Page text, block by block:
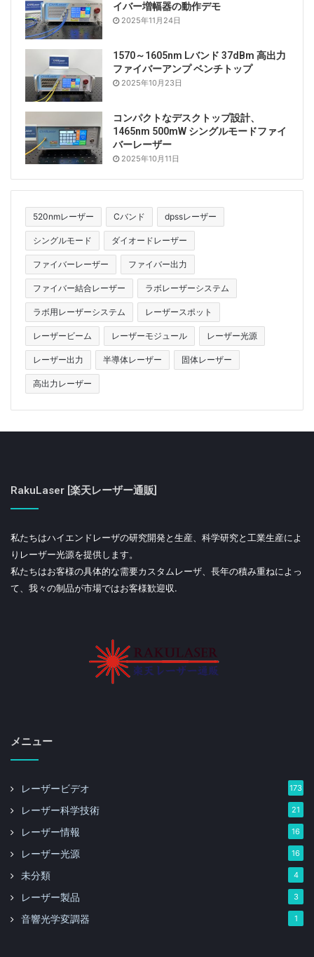
イバー増幅器の動作デモ
2025年11月24日
1570～1605nm Lバンド 37dBm 高出力
ファイバーアンプ ベンチトップ
2025年10月23日
コンパクトなデスクトップ設計、
1465nm 500mW シングルモードファイ
バーレーザー
2025年10月11日
520nmレーザー Cバンド dpssレーザー
シングルモード ダイオードレーザー
ファイバーレーザー ファイバー出力
ファイバー結合レーザー ラボレーザーシステム
ラボ用レーザーシステム レーザースポット
レーザービーム レーザーモジュール レーザー光源
レーザー出力 半導体レーザー 固体レーザー
高出力レーザー
RakuLaser [楽天レーザー通販]
私たちはハイエンドレーザの研究開発と生産、科学研究と工業生産によ
りレーザー光源を提供します。
私たちはお客様の具体的な需要カスタムレーザ、長年の積み重ねによっ
て、我々の制品が市場ではお客様歓迎収.
メニュー
レーザービデオ 173
レーザー科学技術 21
レーザー情報 16
レーザー光源 16
未分類 4
レーザー製品 3
音響光学変調器 1